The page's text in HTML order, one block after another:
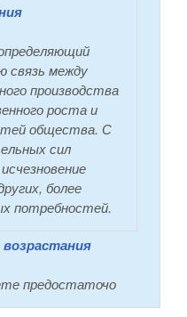
связь между
производства
роста и
общества. С
сил
более
потребностей.
возрастания
предостаточо